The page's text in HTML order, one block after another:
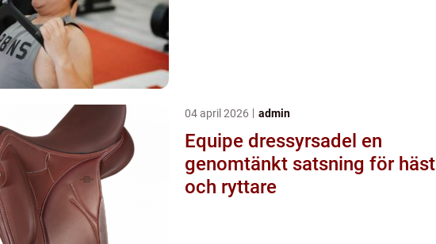
04 april 2026 admin
Equipe dressyrsadel en
genomtänkt satsning för häst
och ryttare